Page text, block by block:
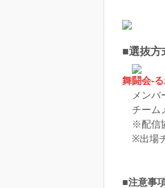
■選抜方
舞闘会-
メンバ
チーム
※配信協
※出場チ
■注意事